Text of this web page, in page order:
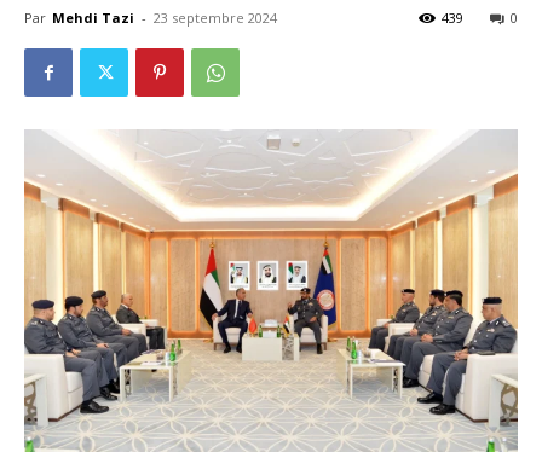
Par Mehdi Tazi - 23 septembre 2024 0
439